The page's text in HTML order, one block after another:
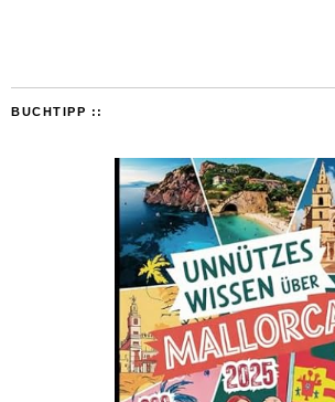
BUCHTIPP ::